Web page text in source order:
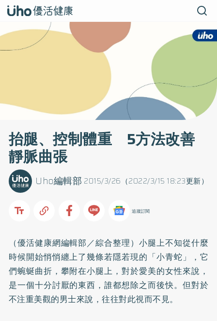
抬腿、控制體重 5方法改善
靜脈曲張
2015/3/26（2022/3/15 18:23更新）
Uho編輯部
追蹤訂閱
（優活健康網編輯部／綜合整理）小腿上不知從什麼
時候開始悄悄纏上了幾條若隱若現的「小青蛇」，它
們蜿蜒曲折，攀附在小腿上，對於愛美的女性來說，
是一個十分討厭的東西，誰都想除之而後快。但對於
不注重美觀的男士來說，往往對此視而不見。